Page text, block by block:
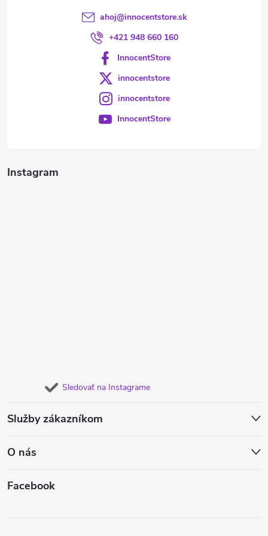
Instagram
Sledovať na Instagrame
Služby zákazníkom
O nás
Facebook
ahoj@innocentstore.sk
+421 948 660 160
InnocentStore
innocentstore
innocentstore
InnocentStore